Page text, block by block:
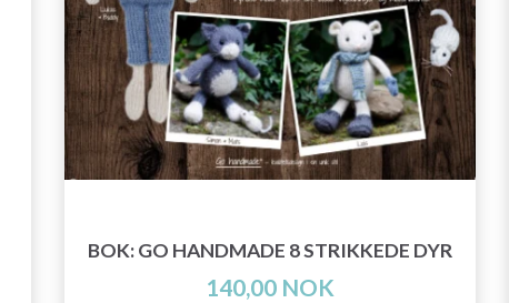
BOK: GO HANDMADE 8 STRIKKEDE DYR
140,00 NOK